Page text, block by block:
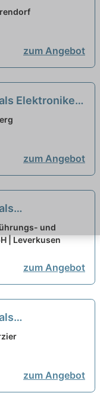
w/d)
zum Angebot
Elektroniker
/
zum Angebot
neu
und
| Leverkusen
zum Angebot
zum Angebot